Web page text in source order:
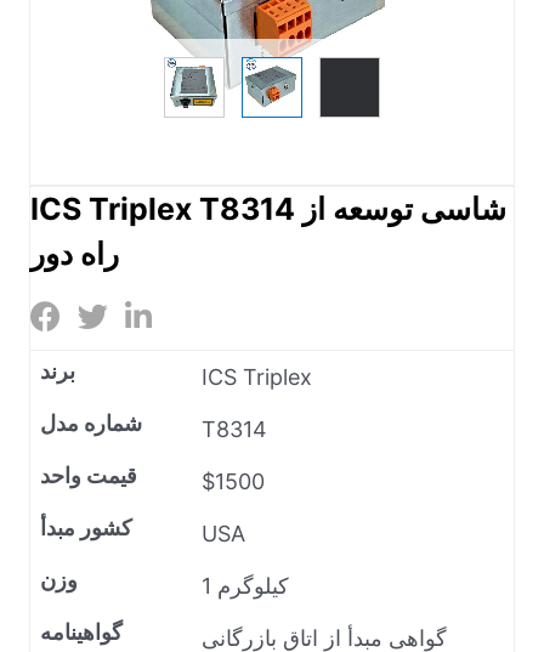
ICS Triplex T8314 شاسی توسعه از
راه دور
برند
ICS Triplex
شماره مدل
T8314
قیمت واحد
$1500
کشور مبدأ
USA
وزن
1 کیلوگرم
گواهینامه
گواهی مبدأ از اتاق بازرگانی